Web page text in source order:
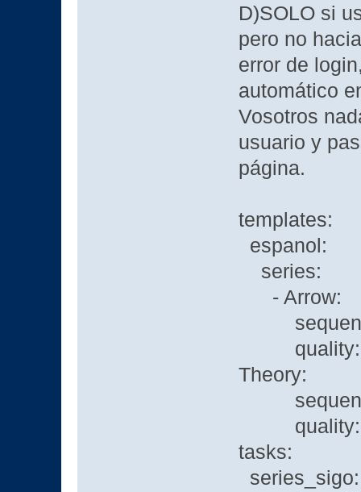
D)SOLO si
pero no
error de
automático
Vosotros
usuario y
página.
templates:
espanol:
series:
- Arrow:
quality:
Theory:
quality:
tasks:
series_sigo: